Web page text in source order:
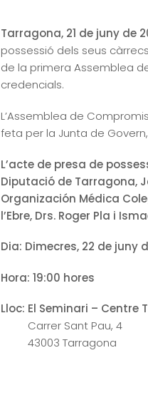
Tarragona, 21 de juny de
possessió dels seus
de la primera Assemblea
credencials.
L’Assemblea de
feta per la Junta de
L’acte de presa de
Diputació de Tarragona,
Organización Médica
l’Ebre, Drs. Roger Pla i
Dia: Dimecres, 22 de juny
Hora: 19:00 hores
Lloc: El Seminari – Centre
Carrer Sant Pau, 4
43003 Tarragona